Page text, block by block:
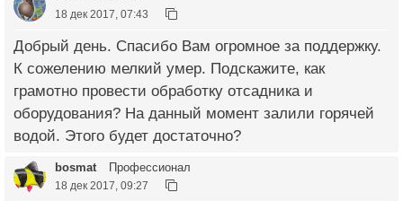
18 дек 2017, 07:43
Добрый день. Спасибо Вам огромное за поддержку.
К сожелению мелкий умер. Подскажите, как
грамотно провести обработку отсадника и
оборудования? На данный момент залили горячей
водой. Этого будет достаточно?
bosmat Профессионал
18 дек 2017, 09:27